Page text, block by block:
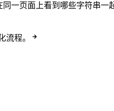
一页面上看到哪些字符串一
流程。